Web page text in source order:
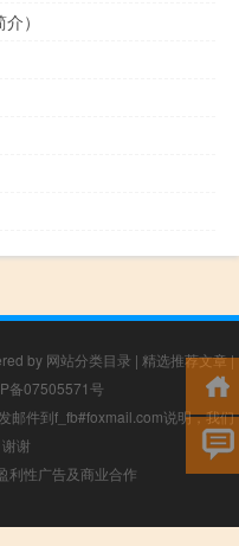
）
by 网站分类目录 | 精选推荐文章|
备07505571号
邮件到f_fb#foxmail.com说明，我们
谢
利性广告及商业合作